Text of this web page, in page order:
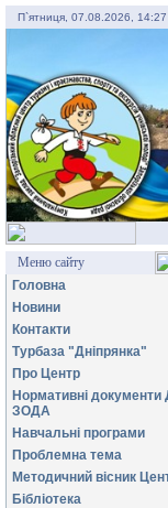
П`ятниця, 07.08.2026, 14:27
Меню сайту
Головна
Новини
Контакти
Турбаза "Дніпрянка"
Про Центр
Нормативні документи
ЗОДА
Навчальні програми
Проблемна тема
Методичний вісник
Бібліотека